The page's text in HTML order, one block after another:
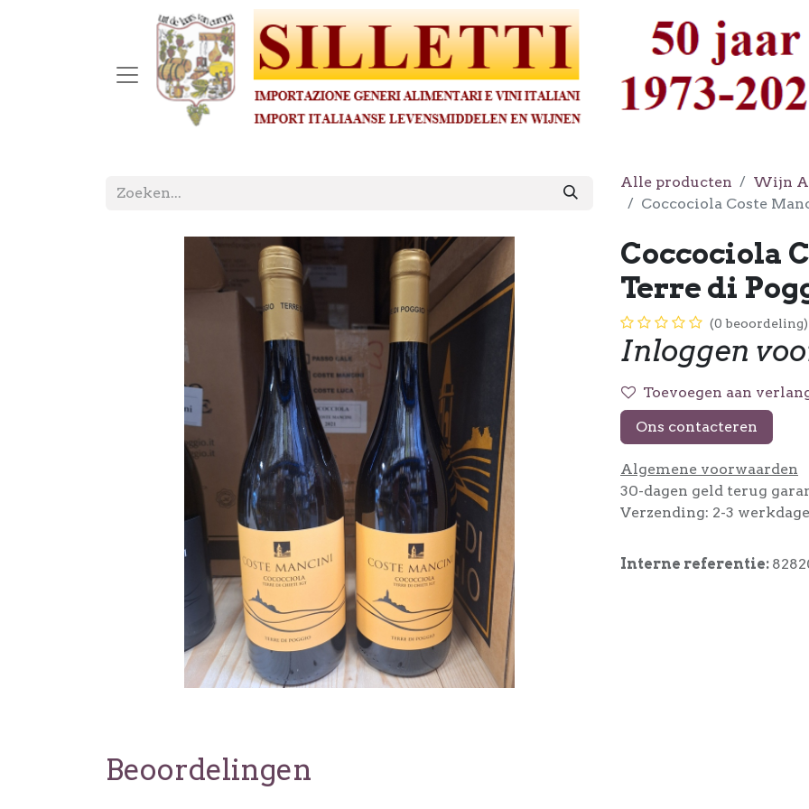
Alle producten
Wijn
Coccociola Coste
Coccociola
Terre di
(0 beoordeling)
Inloggen
Toevoegen aan
Ons contacteren
Algemene voorwaarden
30-dagen geld terug
Verzending: 2-3
Interne referentie:
Beoordelingen